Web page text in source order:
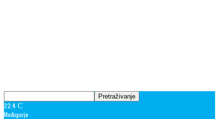
22.4 C
Međugorje